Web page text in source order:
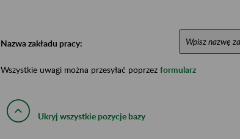
Nazwa zakładu pracy:
Wszystkie uwagi można przesyłać poprzez formularz
Ukryj wszystkie pozycje bazy